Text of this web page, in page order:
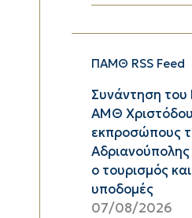
ΠΑΜΘ RSS Feed
Συνάντηση του
ΑΜΘ
εκπροσώπους
Αδριανούπολης
ο τουρισμός
υποδομές
07/08/2026